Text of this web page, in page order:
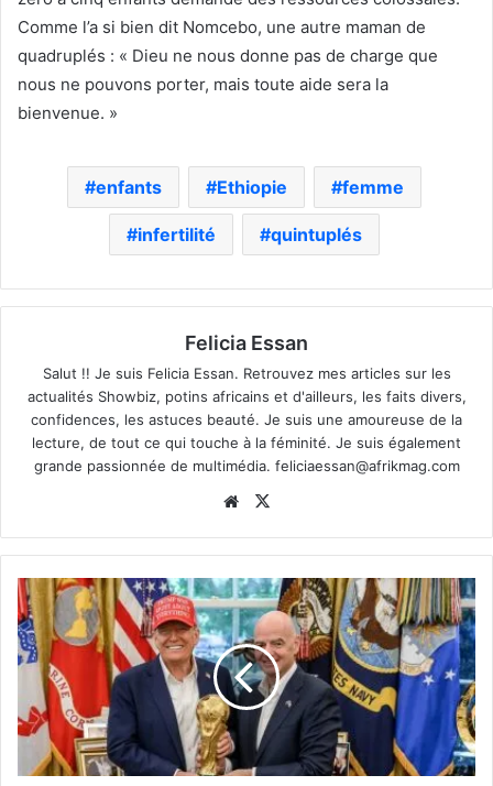
Comme l’a si bien dit Nomcebo, une autre maman de
quadruplés : « Dieu ne nous donne pas de charge que
nous ne pouvons porter, mais toute aide sera la
bienvenue. »
enfants Ethiopie femme
infertilité quintuplés
Felicia Essan
Salut !! Je suis Felicia Essan. Retrouvez mes articles sur les
actualités Showbiz, potins africains et d'ailleurs, les faits divers,
confidences, les astuces beauté. Je suis une amoureuse de la
lecture, de tout ce qui touche à la féminité. Je suis également
grande passionnée de multimédia. feliciaessan@afrikmag.com
Website